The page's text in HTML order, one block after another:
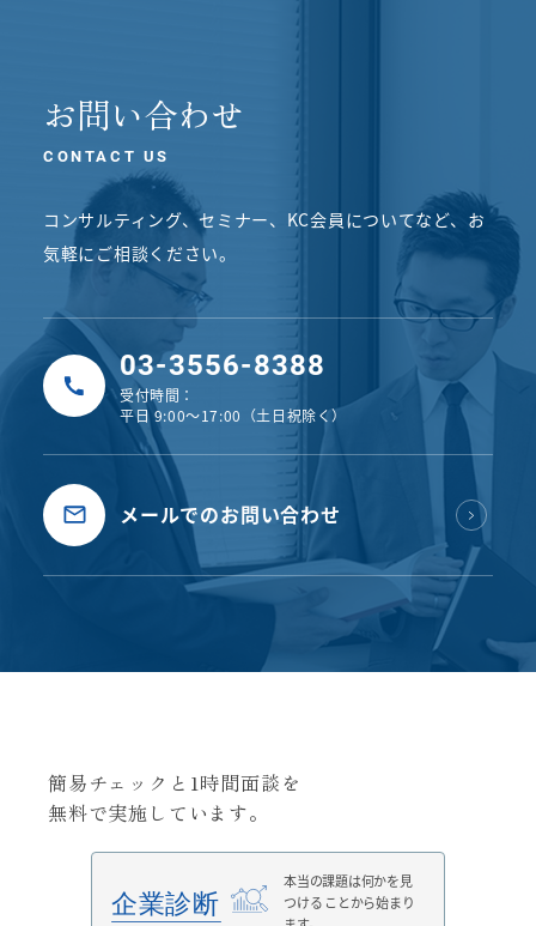
お問い合わせ
CONTACT US
コンサルティング、セミナー、KC会員についてなど、 お
気軽にご相談ください。
03-3556-8388
受付時間：
平日 9:00〜17:00（土日祝除く）
メールでのお問い合わせ
簡易チェックと1時間面談を
無料で実施しています。
本当の課題は何かを見
つける ことから始まり